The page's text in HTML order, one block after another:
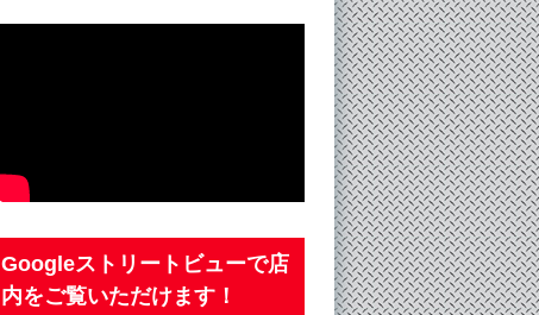
Googleストリートビューで店
内をご覧いただけます！